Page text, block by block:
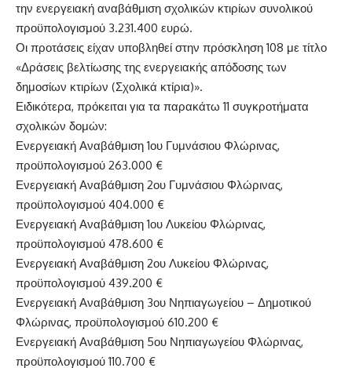
την ενεργειακή αναβάθμιση σχολικών κτιρίων συνολικού
προϋπολογισμού 3.231.400 ευρώ.
Οι προτάσεις είχαν υποβληθεί στην πρόσκληση 108 με τίτλο
«Δράσεις βελτίωσης της ενεργειακής απόδοσης των
δημοσίων κτιρίων (Σχολικά κτίρια)».
Ειδικότερα, πρόκειται για τα παρακάτω 11 συγκροτήματα
σχολικών δομών:
Ενεργειακή Αναβάθμιση 1ου Γυμνάσιου Φλώρινας,
προϋπολογισμού 263.000 €
Ενεργειακή Αναβάθμιση 2ου Γυμνάσιου Φλώρινας,
προϋπολογισμού 404.000 €
Ενεργειακή Αναβάθμιση 1ου Λυκείου Φλώρινας,
προϋπολογισμού 478.600 €
Ενεργειακή Αναβάθμιση 2ου Λυκείου Φλώρινας,
προϋπολογισμού 439.200 €
Ενεργειακή Αναβάθμιση 3ου Νηπιαγωγείου – Δημοτικού
Φλώρινας, προϋπολογισμού 610.200 €
Ενεργειακή Αναβάθμιση 5ου Νηπιαγωγείου Φλώρινας,
προϋπολογισμού 110.700 €